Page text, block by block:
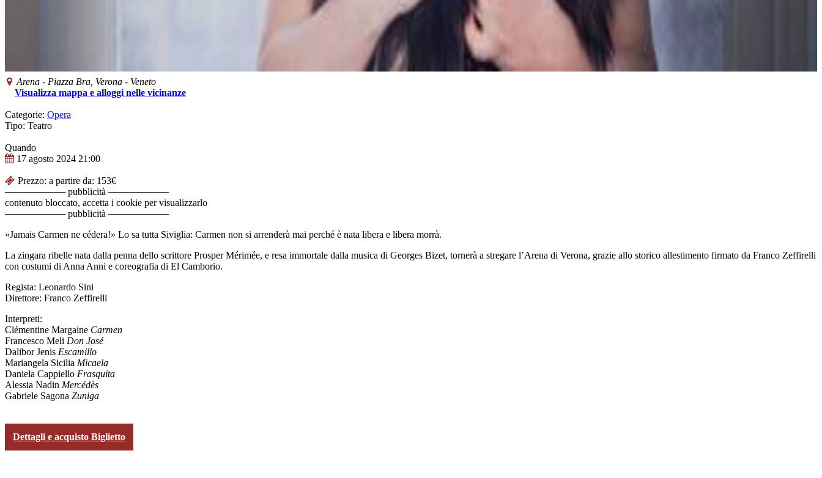
Arena - Piazza Bra, Verona - Veneto
Visualizza mappa e alloggi nelle vicinanze
Categorie: Opera
Tipo: Teatro
Quando
17 agosto 2024 21:00
Prezzo: a partire da: 153€
───────── pubblicità ─────────
contenuto bloccato, accetta i cookie per visualizzarlo
───────── pubblicità ─────────
«Jamais Carmen ne cédera!» Lo sa tutta Siviglia: Carmen non si arrenderà mai perché è nata libera e libera morrà.
La zingara ribelle nata dalla penna dello scrittore Prosper Mérimée, e resa immortale dalla musica di Georges Bizet, tornerà a stregare l’Arena di Verona, grazie allo storico allestimento firmato da Franco Zeffirelli
con costumi di Anna Anni e coreografia di El Camborio.
Regista: Leonardo Sini
Direttore: Franco Zeffirelli
Interpreti:
Clémentine Margaine Carmen
Francesco Meli Don José
Dalibor Jenis Escamillo
Mariangela Sicilia Micaela
Daniela Cappiello Frasquita
Alessia Nadin Mercédès
Gabriele Sagona Zuniga
Dettagli e acquisto Biglietto